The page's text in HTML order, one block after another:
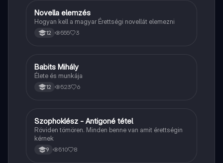
Magyar
Novella elemzés
Hogyan kell a magyar Érettségi novellát elemezni
12 555 3
Magyar
Babits Mihály
Élete és munkája
12 523 6
Magyar
Szophoklész - Antigoné tétel
Röviden tömören. Minden benne van amit érettségin
kérnek
9 510 8